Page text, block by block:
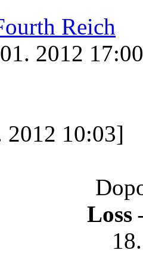
Reich
2012
2012 10:03]
Loss